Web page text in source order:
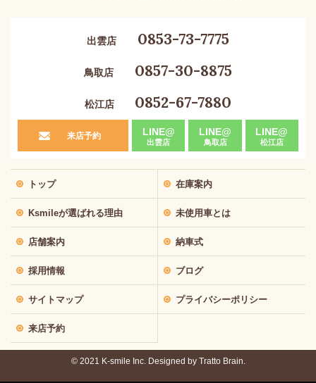
出雲店 0853-73-7775
鳥取店 0857-30-8875
松江店 0852-67-7880
来店予約 LINE@
出雲店
LINE@
鳥取店
LINE@
松江店
トップ 在庫案内
Ksmileが選ばれる理由 未使用車とは
店舗案内 納車式
採用情報 ブログ
サイトマップ プライバシーポリシー
来店予約
© 2021 K-smile Inc. Designed by Tratto Brain.